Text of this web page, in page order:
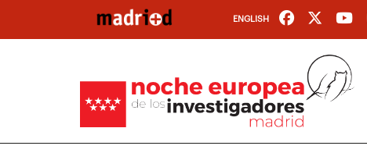
contenido
ENGLISH